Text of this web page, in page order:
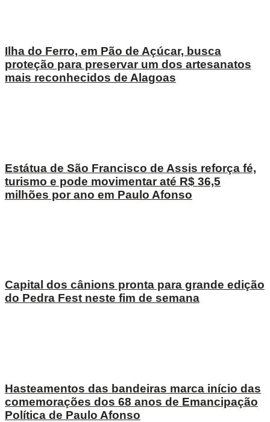
Ilha do Ferro, em Pão de Açúcar, busca
proteção para preservar um dos artesanatos
mais reconhecidos de Alagoas
Estátua de São Francisco de Assis reforça fé,
turismo e pode movimentar até R$ 36,5
milhões por ano em Paulo Afonso
Capital dos cânions pronta para grande edição
do Pedra Fest neste fim de semana
Hasteamentos das bandeiras marca início das
comemorações dos 68 anos de Emancipação
Política de Paulo Afonso